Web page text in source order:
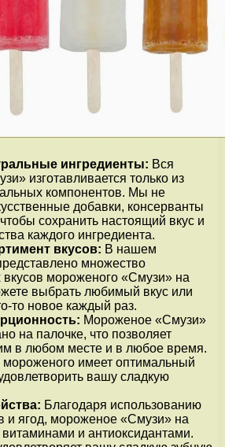
ингредиенты: Вся
изготавливается только из
компонентов. Мы не
добавки, консерванты
сохранить настоящий вкус и
каждого ингредиента.
вкусов: В нашем
множество
вкусов мороженого «Смузи» на
выбрать любимый вкус или
то новое каждый раз.
Мороженое «Смузи»
на палочке, что позволяет
в любом месте и в любое время.
имеет оптимальный
вашу сладкую
Благодаря использованию
и ягод, мороженое «Смузи» на
витаминами и антиоксидантами.